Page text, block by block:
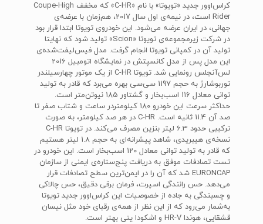
کراس‌اوور جدید «تویوتا» با نام «C-HR» که مخفف Coupe-High
Rider است، در نیمه‌ی اول سال 2017، هم‌زمان با عرضه‌ی
جهانی، در ایران عرضه می‌شود. این خودروی تویوتا ابتدا قرار بود
در شرکت زیرمجموعه‌ی تویوتا «Scion» تولید شود که نهایتا
تولید آن در کمپانی تویوتا انجام گرفت. مدل فیس‌لیفت‌شده‌ی
این مدل پس از مدل کانسپتش در نمایشگاه اتومبیل 2016
لس‌آنجلس رونمایی شد. تویوتا C-HR از یک موتور چهارسیلندر
توربوشارژ به حجم 1197 سی‌سی بهره می‌برد که قادر به تولید
توانی معادل 116 اسب‌بخار و گشتاور 185 نیوتن‌متر است.
حداکثر سرعت این خودرو 180 کیلومتردر ساعت و شتاب صفر تا
صد آن 11.4 ثانیه است. C-HR در هر صد کیلومتر، به صورت
ترکیبی حدود 6.3 لیتر بنزین مصرف می‌کند. در تویوتا C-HR
نسخه‌ی هیبریدی، شاهد پیشرانه‌ای به حجم 1.8 لیتر هستیم
که قادر به تولید توانی معادل 120 اسب‌بخار است. این خودرو در
تست تصادفات موفق به دریافت پنج‌ستاره‌ی ایمنی از سازمان
EURONCAP شد که آن را در ایمن‌ترین سطح تصادفات قرار
می‌دهد. حس رانندگی اسپرت، فرمان برقی دقیق، حس چالاکی
و چسبندگی به جاده از خصوصیات این کراس‌اوور جدید تویوتا
به‌شمار می‌رود که از این نظر از همه‌ی رقبای خود مثل نیسان
قشقایی، هوندا HR-V و اشکودا یتی بهتر است.